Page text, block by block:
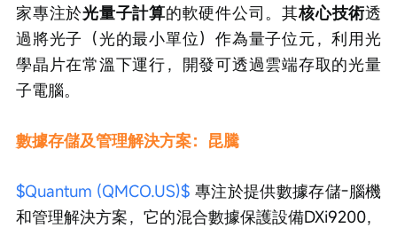
家專注於光量子計算的軟硬件公司。其核心技術透
過將光子（光的最小單位）作為量子位元，利用光
學晶片在常溫下運行，開發可透過雲端存取的光量
子電腦。
數據存儲及管理解決方案：昆騰
$Quantum (QMCO.US)$ 專注於提供數據存儲-腦機
和管理解決方案，它的混合數據保護設備DXi9200，